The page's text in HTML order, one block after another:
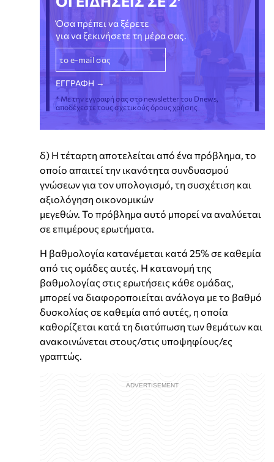
Όσα πρέπει να ξέρετε
για να ξεκινήσετε τη μέρα σας.
* Με την εγγραφή σας στο newsletter του Dnews,
αποδέχεστε τους σχετικούς όρους χρήσης
δ) Η τέταρτη αποτελείται από ένα πρόβλημα, το
οποίο απαιτεί την ικανότητα συνδυασμού
γνώσεων για τον υπολογισμό, τη συσχέτιση και
αξιολόγηση οικονομικών
μεγεθών. Το πρόβλημα αυτό μπορεί να αναλύεται
σε επιμέρους ερωτήματα.
Η βαθμολογία κατανέμεται κατά 25% σε καθεμία
από τις ομάδες αυτές. Η κατανομή της
βαθμολογίας στις ερωτήσεις κάθε ομάδας,
μπορεί να διαφοροποιείται ανάλογα με το βαθμό
δυσκολίας σε καθεμία από αυτές, η οποία
καθορίζεται κατά τη διατύπωση των θεμάτων και
ανακοινώνεται στους/στις υποψηφίους/ες
γραπτώς.